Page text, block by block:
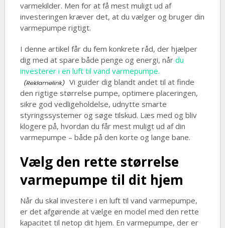
varmekilder. Men for at få mest muligt ud af
investeringen kræver det, at du vælger og bruger din
varmepumpe rigtigt.
I denne artikel får du fem konkrete råd, der hjælper
dig med at spare både penge og energi, når du
investerer i en luft til vand varmepumpe.
Vi guider dig blandt andet til at finde
den rigtige størrelse pumpe, optimere placeringen,
sikre god vedligeholdelse, udnytte smarte
styringssystemer og søge tilskud. Læs med og bliv
klogere på, hvordan du får mest muligt ud af din
varmepumpe – både på den korte og lange bane.
Vælg den rette størrelse
varmepumpe til dit hjem
Når du skal investere i en luft til vand varmepumpe,
er det afgørende at vælge en model med den rette
kapacitet til netop dit hjem. En varmepumpe, der er